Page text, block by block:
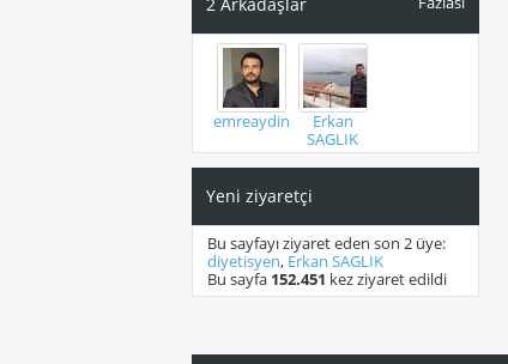
emreaydin
Erkan
SAGLIK
Yeni ziyaretçi
Bu sayfayı ziyaret eden son 2 üye:
diyetisyen, Erkan SAGLIK
Bu sayfa 152.451 kez ziyaret edildi